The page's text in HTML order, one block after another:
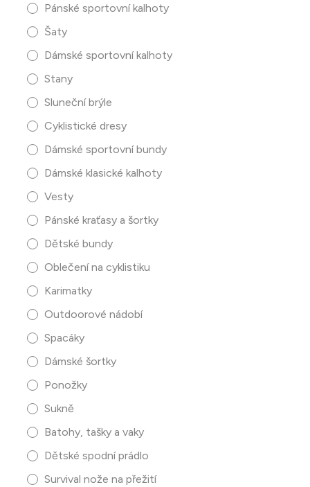
Pánské sportovní kalhoty
Šaty
Dámské sportovní kalhoty
Stany
Sluneční brýle
Cyklistické dresy
Dámské sportovní bundy
Dámské klasické kalhoty
Vesty
Pánské kraťasy a šortky
Dětské bundy
Oblečení na cyklistiku
Karimatky
Outdoorové nádobí
Spacáky
Dámské šortky
Ponožky
Sukně
Batohy, tašky a vaky
Dětské spodní prádlo
Survival nože na přežití